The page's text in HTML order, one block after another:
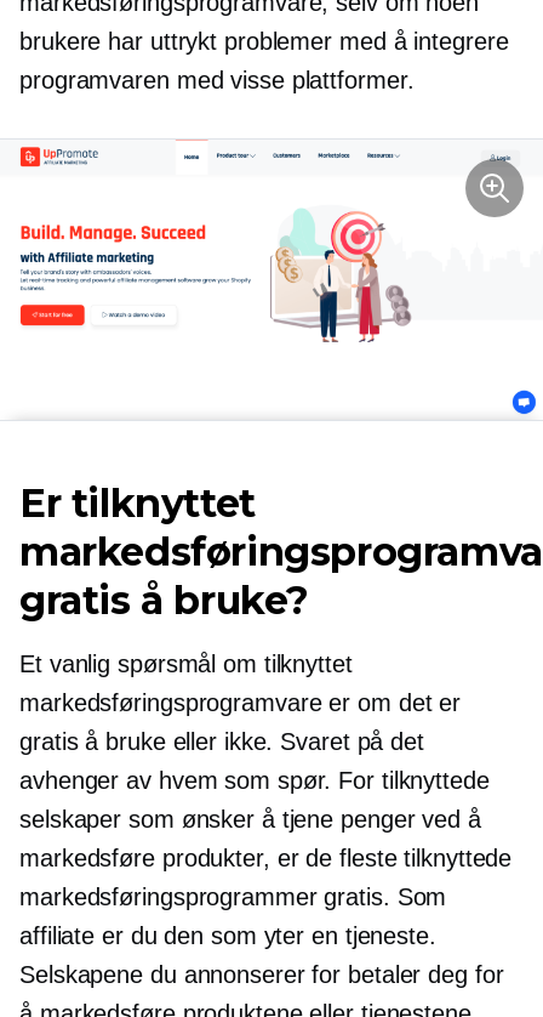
brukere har uttrykt problemer med å integrere
programvaren med visse plattformer.
Er tilknyttet
gratis å bruke?
Et vanlig spørsmål om tilknyttet
markedsføringsprogramvare er om det er
gratis å bruke eller ikke. Svaret på det
avhenger av hvem som spør. For tilknyttede
selskaper som ønsker å tjene penger ved å
markedsføre produkter, er de fleste tilknyttede
markedsføringsprogrammer gratis. Som
affiliate er du den som yter en tjeneste.
Selskapene du annonserer for betaler deg for